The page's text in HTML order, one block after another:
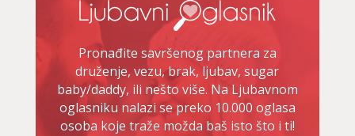
Pronađite savršenog partnera za
druženje, vezu, brak, ljubav, sugar
baby/daddy, ili nešto više. Na Ljubavnom
oglasniku nalazi se preko 10.000 oglasa
osoba koje traže možda baš isto što i ti!